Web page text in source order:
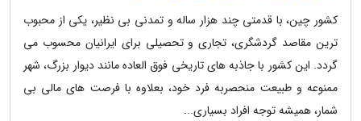
کشور چین، با قدمتی چند هزار ساله و تمدنی بی نظیر، یکی از محبوب
ترین مقاصد گردشگری، تجاری و تحصیلی برای ایرانیان محسوب می
گردد. این کشور با جاذبه های تاریخی فوق العاده مانند دیوار بزرگ، شهر
ممنوعه و طبیعت منحصربه فرد خود، بعلاوه با فرصت های مالی بی
شمار، همیشه توجه افراد بسیاری...